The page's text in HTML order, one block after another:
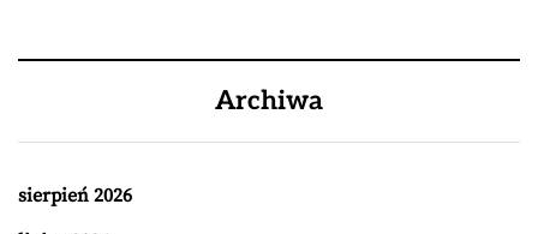
Archiwa
sierpień 2026